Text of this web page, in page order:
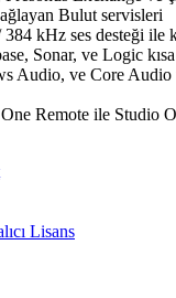
Bulut servisleri
kHz ses desteği ile
Sonar, ve Logic
Audio, ve Core Audio
Remote ile Studio